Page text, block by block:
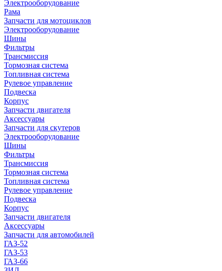
Электрооборудование
Рама
Запчасти для мотоциклов
Электрооборудование
Шины
Фильтры
Трансмиссия
Тормозная система
Топливная система
Рулевое управление
Подвеска
Корпус
Запчасти двигателя
Аксессуары
Запчасти для скутеров
Электрооборудование
Шины
Фильтры
Трансмиссия
Тормозная система
Топливная система
Рулевое управление
Подвеска
Корпус
Запчасти двигателя
Аксессуары
Запчасти для автомобилей
ГАЗ-52
ГАЗ-53
ГАЗ-66